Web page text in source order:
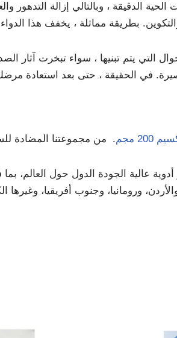
الدقيقة ، وبالتالي إزالة التدهور
التي يتم تبنيها ، سواء تبخرت آثار
في الحقيقة ، حتى بعد استعادة
مجم . من مجموعتنا المضادة
عالية الجودة الدول حول العالم،